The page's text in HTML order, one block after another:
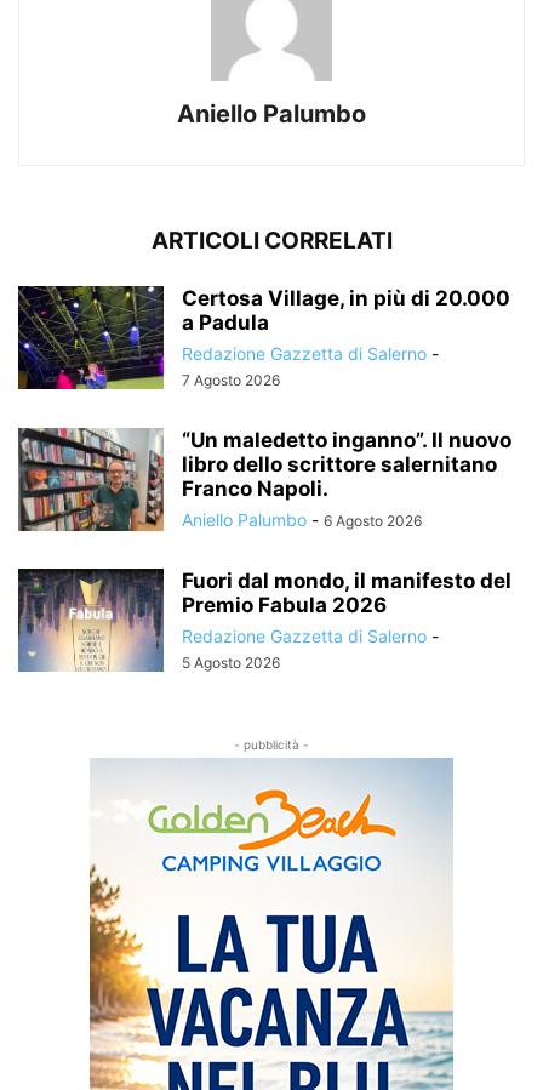
Aniello Palumbo
ARTICOLI CORRELATI
Certosa Village, in più di 20.000
a Padula
Redazione Gazzetta di Salerno -
7 Agosto 2026
“Un maledetto inganno”. Il nuovo
libro dello scrittore salernitano
Franco Napoli.
Aniello Palumbo - 6 Agosto 2026
Fuori dal mondo, il manifesto del
Premio Fabula 2026
Redazione Gazzetta di Salerno -
5 Agosto 2026
- pubblicità -